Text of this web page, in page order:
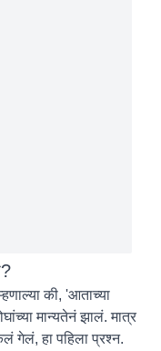
की, 'आताच्या
मान्यतेनं झालं. मात्र
गेलं, हा पहिला प्रश्न.